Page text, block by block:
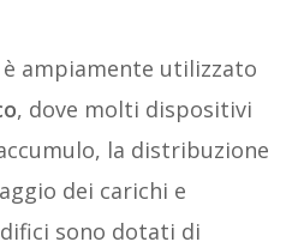
ampiamente utilizzato
, dove molti dispositivi
la distribuzione
dei carichi e
sono dotati di